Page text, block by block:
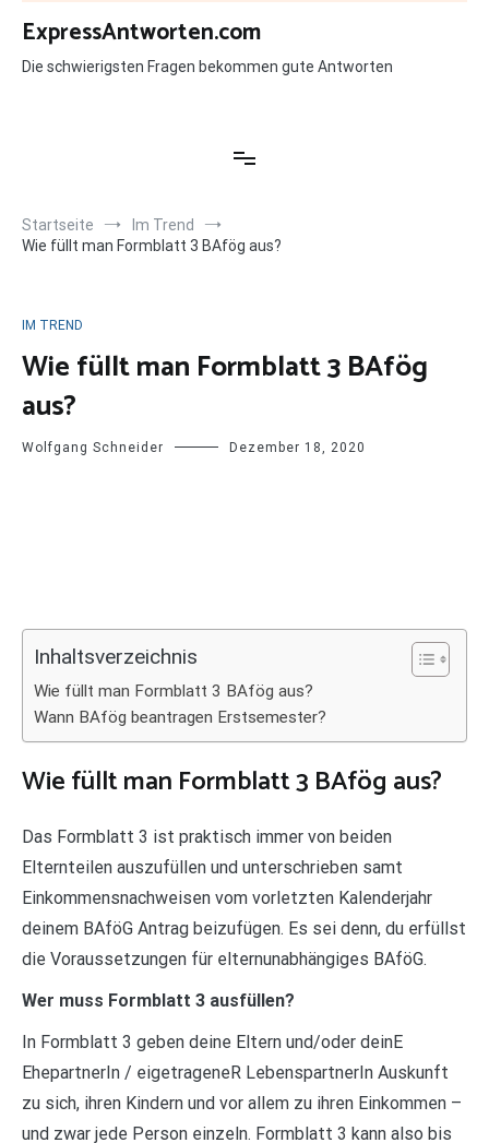
Zum
Inhalt
springen
ExpressAntworten.com
Die schwierigsten Fragen bekommen gute Antworten
Startseite
Im Trend
Wie füllt man Formblatt 3 BAfög aus?
IM TREND
Wie füllt man Formblatt 3 BAfög
aus?
Wolfgang Schneider Dezember 18, 2020
Inhaltsverzeichnis
Wie füllt man Formblatt 3 BAfög aus?
Wann BAfög beantragen Erstsemester?
Wie füllt man Formblatt 3 BAfög aus?
Das Formblatt 3 ist praktisch immer von beiden
Elternteilen auszufüllen und unterschrieben samt
Einkommensnachweisen vom vorletzten Kalenderjahr
deinem BAföG Antrag beizufügen. Es sei denn, du erfüllst
die Voraussetzungen für elternunabhängiges BAföG.
Wer muss Formblatt 3 ausfüllen?
In Formblatt 3 geben deine Eltern und/oder deinE
EhepartnerIn / eigetrageneR LebenspartnerIn Auskunft
zu sich, ihren Kindern und vor allem zu ihren Einkommen –
und zwar jede Person einzeln. Formblatt 3 kann also bis